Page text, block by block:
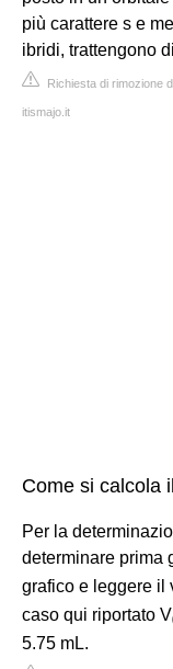
più carattere s e
ibridi, trattengono
Richiesta di rimozione
itismajo.it
Come si calcola
Per la
determinare prima
grafico e leggere il
caso qui riportato V
5.75 mL.